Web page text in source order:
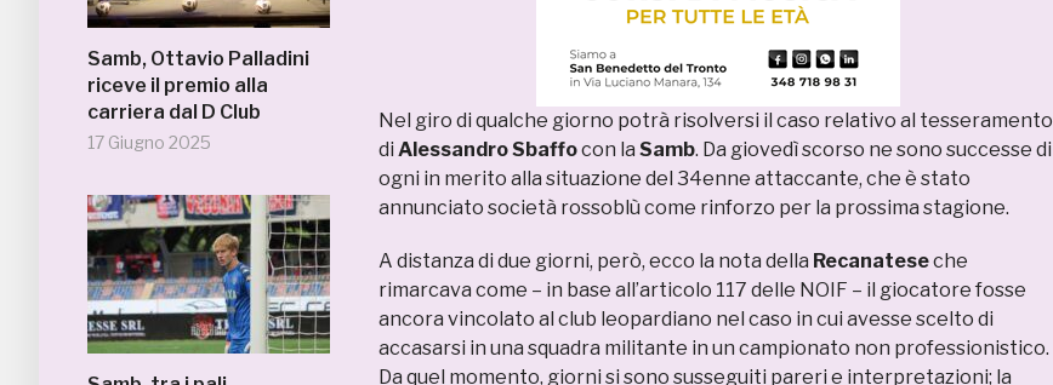
Samb, Ottavio Palladini
riceve il premio alla
carriera dal D Club
17 Giugno 2025
Nel giro di qualche giorno potrà risolversi il caso relativo al tesseramento
di Alessandro Sbaffocon la Samb. Da giovedì scorso ne sono successe di
ogni in merito alla situazione del 34enne attaccante, che è stato
annunciato società rossoblù come rinforzo per la prossima stagione.
A distanza di due giorni, però, ecco la nota della Recanateseche
rimarcava come – in base all’articolo 117 delle NOIF – il giocatore fosse
ancora vincolato al club leopardiano nel caso in cui avesse scelto di
accasarsi in una squadra militante in un campionato non professionistico.
Da quel momento, giorni si sono susseguiti pareri e interpretazioni; la